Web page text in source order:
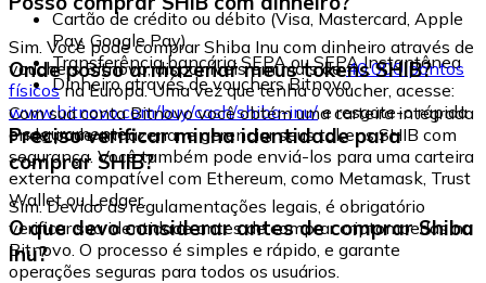
Cartão de crédito ou débito (Visa, Mastercard, Apple
Pay, Google Pay)
Transferência bancária SEPA ou SEPA Instantânea
Dinheiro através de vouchers Bitnovo
Sim. Você pode comprar Shiba Inu com dinheiro através de
vouchers Bitnovo, disponíveis em mais de40.000 pontos
físicosna Europa. Uma vez que tenha o voucher, acesse:
www.bitnovo.com/buy/cash/shiba-inu/e resgate-o rápida
e seguramente.
Onde posso armazenar meus tokens SHIB?
Com sua conta Bitnovo você obtém uma carteira integrada
onde pode armazenar e gerenciar seus tokens SHIB com
segurança. Você também pode enviá-los para uma carteira
externa compatível com Ethereum, como Metamask, Trust
Wallet ou Ledger.
Preciso verificar minha identidade para
comprar SHIB?
Sim. Devido às regulamentações legais, é obrigatório
verificar sua identidade antes de comprar criptomoedas na
Bitnovo. O processo é simples e rápido, e garante
operações seguras para todos os usuários.
O que devo considerar antes de comprar Shiba
Inu?